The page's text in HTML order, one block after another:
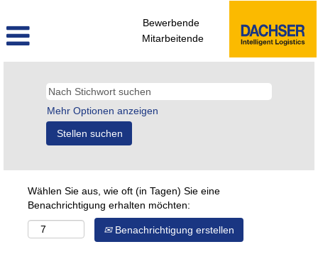
Bewerbende
Mitarbeitende
Mehr Optionen anzeigen
Wählen Sie aus, wie oft (in Tagen) Sie eine
Benachrichtigung erhalten möchten:
Benachrichtigung erstellen